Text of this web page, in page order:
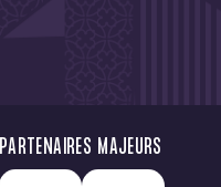
PARTENAIRES MAJEURS